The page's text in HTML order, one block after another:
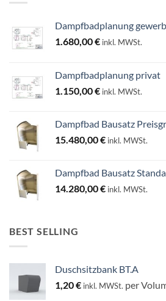
Dampfbadplanung
1.680,00€ inkl. MWSt.
Dampfbadplanung privat
1.150,00€ inkl. MWSt.
Dampfbad Bausatz
15.480,00€ inkl. MWSt.
Dampfbad Bausatz
14.280,00€ inkl. MWSt.
BEST SELLING
Duschsitzbank BT.A
1,20€ inkl. MWSt. per